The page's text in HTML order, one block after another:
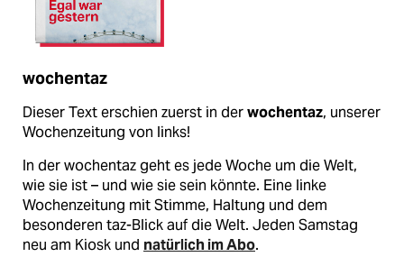
wochentaz
Dieser Text erschien zuerst in derwochentaz, unserer
Wochenzeitung von links!
In der wochentaz geht es jede Woche um die Welt,
wie sie ist – und wie sie sein könnte. Eine linke
Wochenzeitung mit Stimme, Haltung und dem
besonderen taz-Blick auf die Welt. Jeden Samstag
neu am Kiosk und natürlich im Abo.